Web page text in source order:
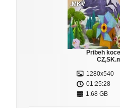
.MKV
Pribeh
1280x540
01:25:28
1.68 GB